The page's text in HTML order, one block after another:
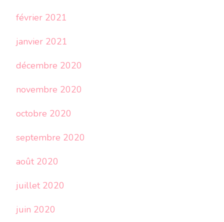
février 2021
janvier 2021
décembre 2020
novembre 2020
octobre 2020
septembre 2020
août 2020
juillet 2020
juin 2020